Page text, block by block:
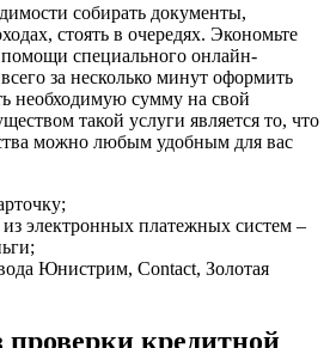
собирать документы,
стоять в очередях. Экономьте
специального онлайн-
за несколько минут оформить
необходимую сумму на свой
такой услуги является то, что
можно любым удобным для вас
электронных платежных систем –
Юнистрим, Contact, Золотая
кредитной